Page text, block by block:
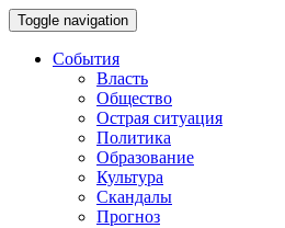
Toggle navigation
События
Власть
Общество
Острая ситуация
Политика
Образование
Культура
Скандалы
Прогноз